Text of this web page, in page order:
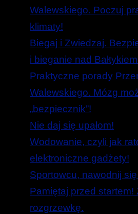
Walewskiego. Poczuj
klimaty!
Biegaj i Zwiedzaj.
i bieganie nad
Praktyczne porady
Walewskiego. Mózg
„bezpiecznik”!
Nie daj się upałom!
Wodowanie, czyli jak
elektroniczne gadżety!
Sportowcu, nawodnij
Pamiętaj przed startem!
rozgrzewkę.